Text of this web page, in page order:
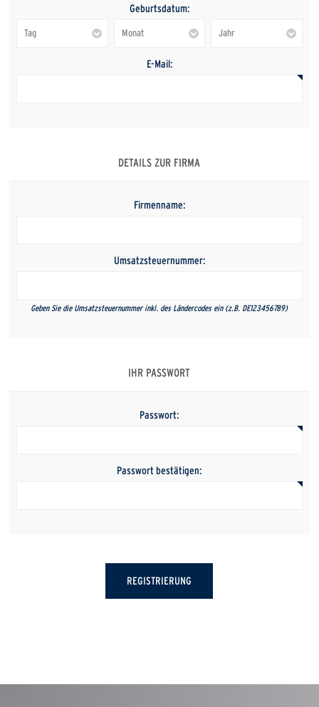
Geburtsdatum:
E-Mail:
DETAILS ZUR FIRMA
Firmenname:
Umsatzsteuernummer:
Geben Sie die Umsatzsteuernummer inkl. des Ländercodes ein (z.B. DE123456789)
IHR PASSWORT
Passwort:
Passwort bestätigen: